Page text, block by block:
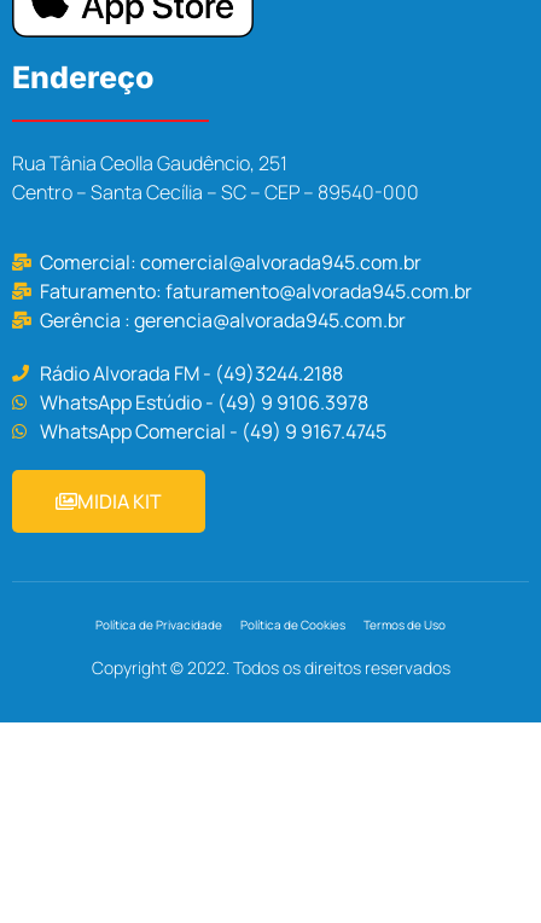
Endereço
Rua Tânia Ceolla Gaudêncio, 251
Centro – Santa Cecília – SC – CEP – 89540-000
Comercial:comercial@alvorada945.com.br
Faturamento:faturamento@alvorada945.com.br
Gerência :gerencia@alvorada945.com.br
Rádio Alvorada FM - (49)3244.2188
WhatsApp Estúdio - (49) 9 9106.3978
WhatsApp Comercial - (49) 9 9167.4745
MIDIA KIT
Política de Privacidade Política de Cookies Termos de Uso
Copyright © 2022. Todos os direitos reservados